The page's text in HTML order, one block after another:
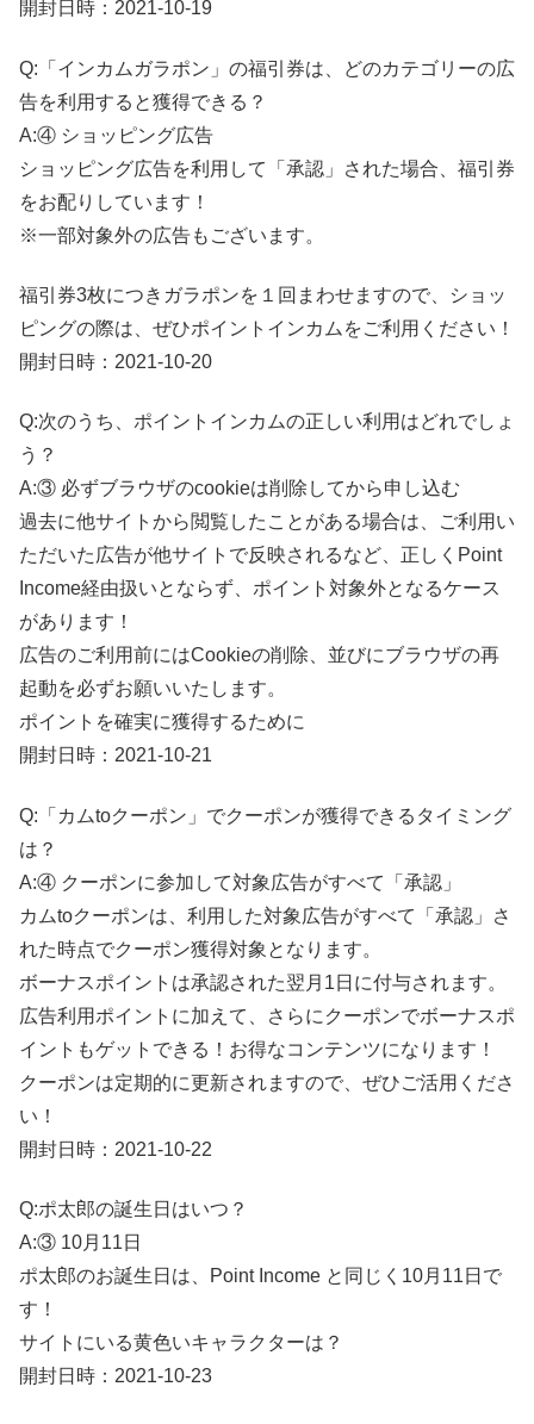
開封日時：2021-10-19
Q:「インカムガラポン」の福引券は、どのカテゴリーの広
告を利用すると獲得できる？
A:④ ショッピング広告
ショッピング広告を利用して「承認」された場合、福引券
をお配りしています！
※一部対象外の広告もございます。
福引券3枚につきガラポンを１回まわせますので、ショッ
ピングの際は、ぜひポイントインカムをご利用ください！
開封日時：2021-10-20
Q:次のうち、ポイントインカムの正しい利用はどれでしょ
う？
A:③ 必ずブラウザのcookieは削除してから申し込む
過去に他サイトから閲覧したことがある場合は、ご利用い
ただいた広告が他サイトで反映されるなど、正しくPoint
Income経由扱いとならず、ポイント対象外となるケース
があります！
広告のご利用前にはCookieの削除、並びにブラウザの再
起動を必ずお願いいたします。
ポイントを確実に獲得するために
開封日時：2021-10-21
Q:「カムtoクーポン」でクーポンが獲得できるタイミング
は？
A:④ クーポンに参加して対象広告がすべて「承認」
カムtoクーポンは、利用した対象広告がすべて「承認」さ
れた時点でクーポン獲得対象となります。
ボーナスポイントは承認された翌月1日に付与されます。
広告利用ポイントに加えて、さらにクーポンでボーナスポ
イントもゲットできる！お得なコンテンツになります！
クーポンは定期的に更新されますので、ぜひご活用くださ
い！
開封日時：2021-10-22
Q:ポ太郎の誕生日はいつ？
A:③ 10月11日
ポ太郎のお誕生日は、Point Income と同じく10月11日で
す！
サイトにいる黄色いキャラクターは？
開封日時：2021-10-23